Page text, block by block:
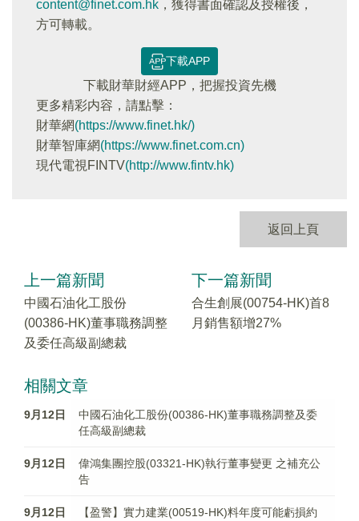
content@finet.com.hk ，獲得書面確認及授權後，
方可轉載。
下載APP
下載財華財經APP，把握投資先機
更多精彩内容，請點擊：
財華網(https://www.finet.hk/)
財華智庫網(https://www.finet.com.cn)
現代電視FINTV(http://www.fintv.hk)
返回上頁
上一篇新聞
中國石油化工股份
(00386-HK)董事職務調整
及委任高級副總裁
下一篇新聞
合生創展(00754-HK)首8
月銷售額增27%
相關文章
9月12日
中國石油化工股份(00386-HK)董事職務調整及委
任高級副總裁
9月12日
偉鴻集團控股(03321-HK)執行董事變更 之補充公
告
9月12日
【盈警】實力建業(00519-HK)料年度可能虧損約